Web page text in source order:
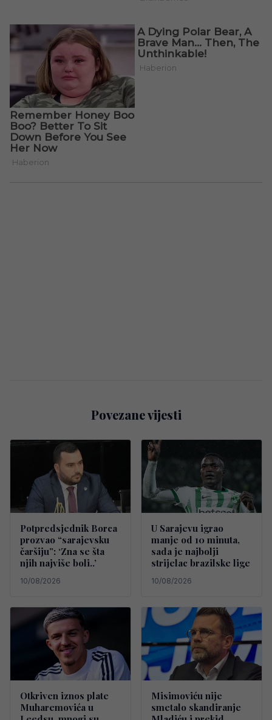
Povezane vijesti
Potpredsjednik Borca
prozvao “sarajevsku
čaršiju”: ‘Zna se šta
njih najviše boli..’
10/08/2026
U Sarajevu igrao
manje od 10 minuta,
sada je najbolji
strijelac brazilske lige
10/08/2026
Otkriven iznos plate
Muharemovića u
Misimoviću nije
smetalo skandiranje